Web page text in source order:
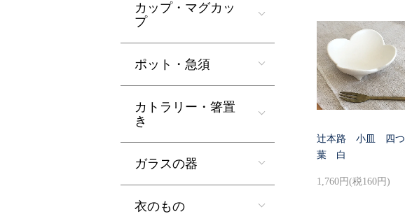
辻本路 小皿 四つ
葉 白
1,760円(税160円)
カップ・マグカッ
プ
ポット・急須
カトラリー・箸置
き
ガラスの器
衣のもの